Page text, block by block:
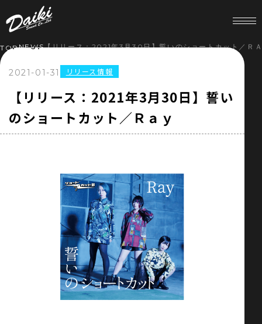
お問い合わせ
HOME
NEWS
COMPANY
RECRUIT
STORE
TOPNEWS【リリース：2021年3月30日】誓いのショートカット／Ｒ
2021-01-31 リリース情報
【リリース：2021年3月30日】誓い
のショートカット／Ｒａｙ